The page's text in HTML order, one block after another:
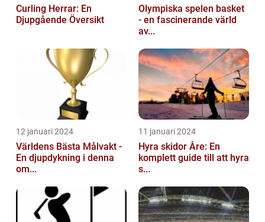
Curling Herrar: En
Djupgående Översikt
Olympiska spelen basket
- en fascinerande värld
av...
12 januari 2024
Världens Bästa Målvakt -
En djupdykning i denna
om...
11 januari 2024
Hyra skidor Åre: En
komplett guide till att hyra
s...